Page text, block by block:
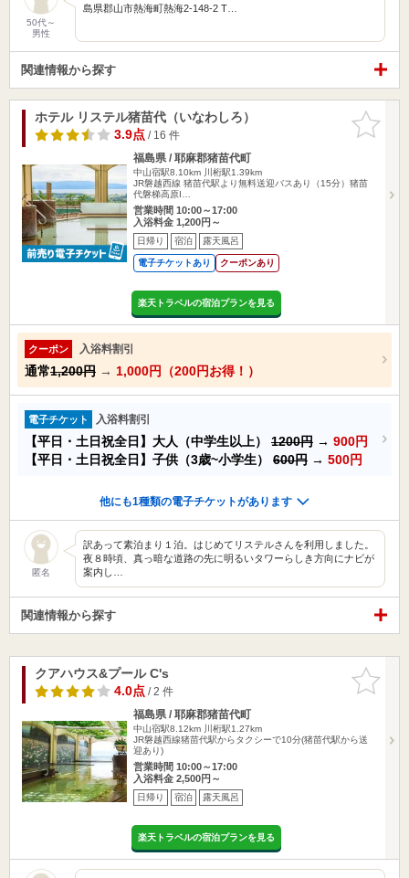
50代～
男性
島県郡山市熱海町熱海2-148-2 T…
関連情報から探す
お気に入
りに追加
ホテル リステル猪苗代（いなわしろ）
3.9点/ 16 件
福島県 / 耶麻郡猪苗代町
中山宿駅8.10km
川桁駅1.39km
JR磐越西線 猪苗代駅より無料送迎バスあり（15分）猪苗
代磐梯高原I…
営業時間 10:00～17:00
入浴料金 1,200円～
日帰り 宿泊 露天風呂
電子チケットあり クーポンあり
楽天トラベルの宿泊プランを見る
クーポン 入浴料割引
通常1,200円 → 1,000円（200円お得！）
電子チケット 入浴料割引
【平日・土日祝全日】大人（中学生以上） 1200円 → 900円
【平日・土日祝全日】子供（3歳~小学生） 600円 → 500円
他にも1種類の電子チケットがあります
匿名
訳あって素泊まり１泊。はじめてリステルさんを利用しました。
夜８時頃、真っ暗な道路の先に明るいタワーらしき方向にナビが
案内し…
関連情報から探す
お気に入
りに追加
クアハウス&プール C's
4.0点/ 2 件
福島県 / 耶麻郡猪苗代町
中山宿駅8.12km
川桁駅1.27km
JR磐越西線猪苗代駅からタクシーで10分(猪苗代駅から送
迎あり)
営業時間 10:00～17:00
入浴料金 2,500円～
日帰り 宿泊 露天風呂
楽天トラベルの宿泊プランを見る